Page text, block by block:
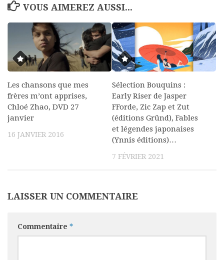
VOUS AIMEREZ AUSSI...
Les chansons que mes
frères m’ont apprises,
Chloé Zhao, DVD 27
janvier
16 JANVIER 2016
Sélection Bouquins :
Early Riser de Jasper
FForde, Zic Zap et Zut
(éditions Gründ), Fables
et légendes japonaises
(Ynnis éditions)…
7 FÉVRIER 2021
LAISSER UN COMMENTAIRE
Commentaire *